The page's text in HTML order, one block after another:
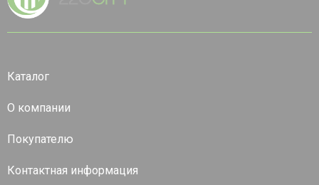
Каталог
О компании
Покупателю
Контактная информация